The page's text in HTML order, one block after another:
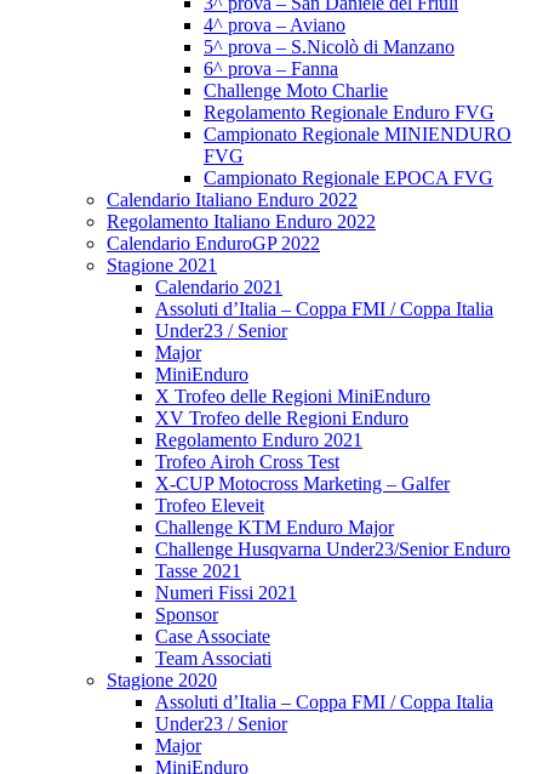
4^ prova – Aviano
5^ prova – S.Nicolò di Manzano
6^ prova – Fanna
Challenge Moto Charlie
Regolamento Regionale Enduro FVG
Campionato Regionale MINIENDURO
FVG
Campionato Regionale EPOCA FVG
Calendario Italiano Enduro 2022
Regolamento Italiano Enduro 2022
Calendario EnduroGP 2022
Stagione 2021
Calendario 2021
Assoluti d’Italia – Coppa FMI / Coppa Italia
Under23 / Senior
Major
MiniEnduro
X Trofeo delle Regioni MiniEnduro
XV Trofeo delle Regioni Enduro
Regolamento Enduro 2021
Trofeo Airoh Cross Test
X-CUP Motocross Marketing – Galfer
Trofeo Eleveit
Challenge KTM Enduro Major
Challenge Husqvarna Under23/Senior Enduro
Tasse 2021
Numeri Fissi 2021
Sponsor
Case Associate
Team Associati
Stagione 2020
Assoluti d’Italia – Coppa FMI / Coppa Italia
Under23 / Senior
Major
MiniEnduro